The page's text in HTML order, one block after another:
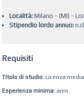
Località:Milano - (MI) -
Stipendio lordo annuo:
Requisiti
Titolo di studio: Licenza media
Esperienza minima: anni